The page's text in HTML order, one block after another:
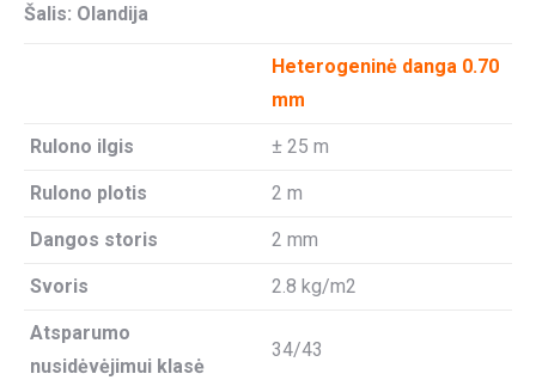
Šalis: Olandija
Heterogeninė danga 0.70
mm
Rulono ilgis ± 25 m
Rulono plotis 2 m
Dangos storis 2 mm
Svoris 2.8 kg/m2
Atsparumo
nusidėvėjimui klasė
34/43